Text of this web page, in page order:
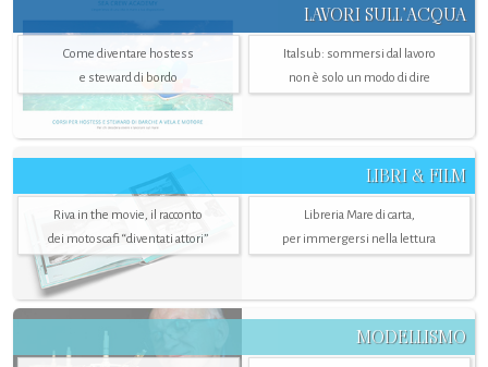
LAVORI SULL’ACQUA
Come diventare hostess
e steward di bordo
Italsub: sommersi dal lavoro
non è solo un modo di dire
LIBRI & FILM
Riva in the movie, il racconto
dei motoscafi “diventati attori”
Libreria Mare di carta,
per immergersi nella lettura
MODELLISMO